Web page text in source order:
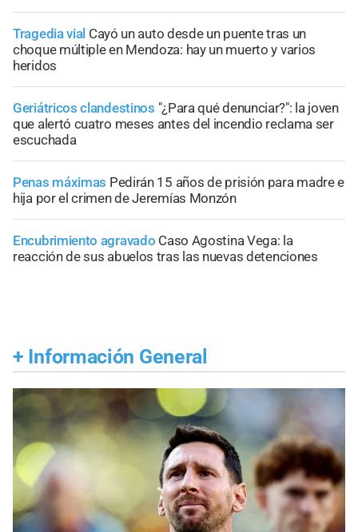
Tragedia vial Cayó un auto desde un puente tras un
choque múltiple en Mendoza: hay un muerto y varios
heridos
Geriátricos clandestinos "¿Para qué denunciar?": la joven
que alertó cuatro meses antes del incendio reclama ser
escuchada
Penas máximas Pedirán 15 años de prisión para madre e
hija por el crimen de Jeremías Monzón
Encubrimiento agravado Caso Agostina Vega: la
reacción de sus abuelos tras las nuevas detenciones
+ Información General